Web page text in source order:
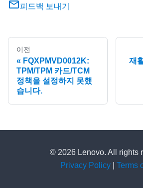
피드백 보내기
이전
FQXPMVD0012K:
TPM/TPM 카드/TCM
정책을 설정하지 못했
습니다.
재
© 2026 Lenovo. All rights
Privacy Policy
Terms